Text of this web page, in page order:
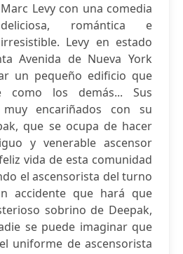
Marc Levy con una comedia
deliciosa, romántica e
irresistible. Levy en estado
Avenida de Nueva York
un pequeño edificio que
como los demás... Sus
encariñados con su
que se ocupa de hacer
y venerable ascensor
vida de esta comunidad
el ascensorista del turno
accidente que hará que
sobrino de Deepak,
se puede imaginar que
uniforme de ascensorista